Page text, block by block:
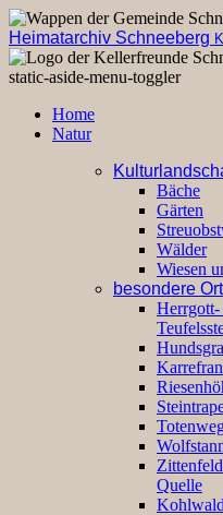
Heimatarchiv Schneeberg
static-aside-menu-toggler
Home
Natur
Bäche
Gärten
Wälder
Wiesen
besondere
Herrgott-
Quelle